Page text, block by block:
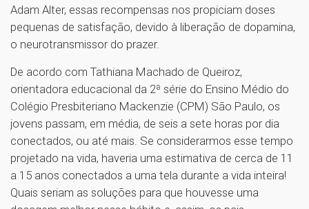
Adam Alter, essas recompensas nos propiciam doses
pequenas de satisfação, devido à liberação de dopamina,
o neurotransmissor do prazer.
De acordo com Tathiana Machado de Queiroz,
orientadora educacional da 2ª série do Ensino Médio do
Colégio Presbiteriano Mackenzie (CPM) São Paulo, os
jovens passam, em média, de seis a sete horas por dia
conectados, ou até mais. Se considerarmos esse tempo
projetado na vida, haveria uma estimativa de cerca de 11
a 15 anos conectados a uma tela durante a vida inteira!
Quais seriam as soluções para que houvesse uma